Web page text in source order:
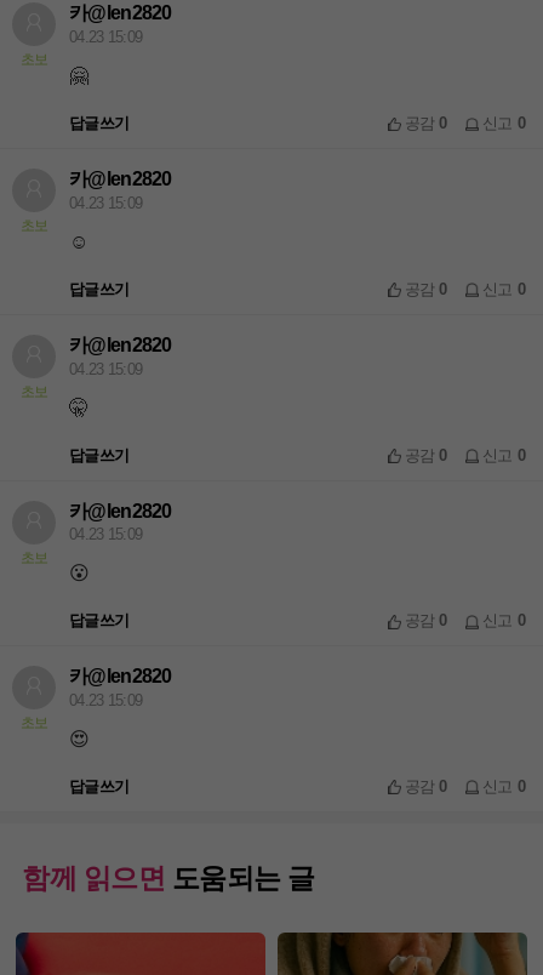
초보
카@len2820
04.23 15:09
🤗
답글쓰기 공감0 신고 0
초보
카@len2820
04.23 15:09
☺️
답글쓰기 공감0 신고 0
초보
카@len2820
04.23 15:09
🤫
답글쓰기 공감0 신고 0
초보
카@len2820
04.23 15:09
😮
답글쓰기 공감0 신고 0
초보
카@len2820
04.23 15:09
😍
답글쓰기 공감0 신고 0
함께 읽으면 도움되는 글